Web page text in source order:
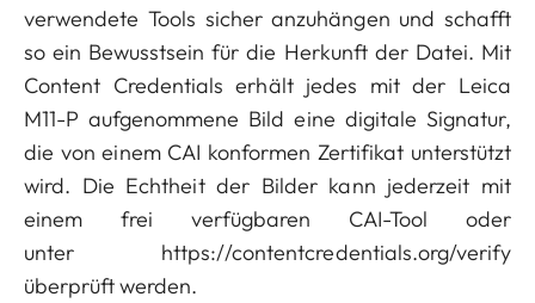
verwendete Tools sicher anzuhängen und schafft
so ein Bewusstsein für die Herkunft der Datei. Mit
Content Credentials erhält jedes mit der Leica
M11-P aufgenommene Bild eine digitale Signatur,
die von einem CAI konformen Zertifikat unterstützt
wird. Die Echtheit der Bilder kann jederzeit mit
einem frei verfügbaren CAI-Tool oder
unter https://contentcredentials.org/verify
überprüft werden.